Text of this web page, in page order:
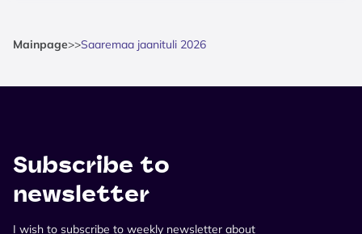
Mainpage>>Saaremaa jaanituli 2026
Subscribe to
newsletter
I wish to subscribe to weekly newsletter about